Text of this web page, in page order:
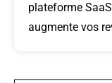
plateforme
augmente vos